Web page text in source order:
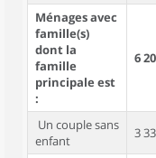
Ménages avec
famille(s)
dont la
famille
principale est
:
6
Un couple sans
enfant
3